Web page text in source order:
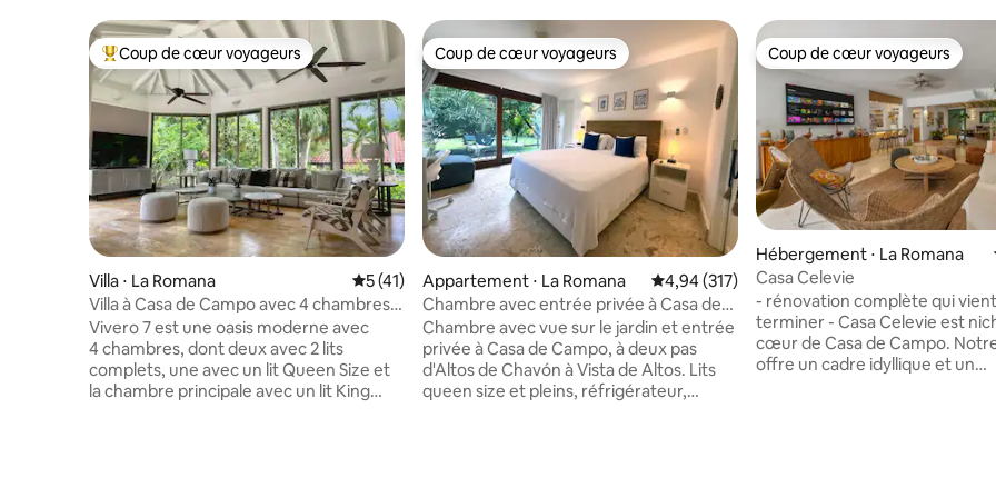
Coups de cœur voyageurs les plus appréciés
Coup de cœur voyageurs
Villa ⋅ La Romana Évaluation moyenne sur la base de 41 commentaires : 5 sur 5
5 (41)
Villa à Casa de Campo avec 4 chambres
et piscine.
Vivero 7 est une oasis moderne avec
4 chambres, dont deux avec 2 lits
complets, une avec un lit Queen Size et
la chambre principale avec un lit King
Coup de cœur voyageurs
Coup de cœur voyageurs
Appartement ⋅ La Romana Évaluation moyenne sur la base de 317
4,94 (317)
Chambre avec entrée privée à Casa de
Campo près de Chavón
Chambre avec vue sur le jardin et entrée
privée à Casa de Campo, à deux pas
d'Altos de Chavón à Vista de Altos. Lits
queen size et pleins, réfrigérateur,
Coup de cœur voyageurs
Coup de cœur voyageurs
Hébergement ⋅ La Romana
Casa Celevie
- rénovation complète qui
terminer - Casa Celevie est nichée au
cœur de Casa de Campo.
offre un cadre idyllique et un